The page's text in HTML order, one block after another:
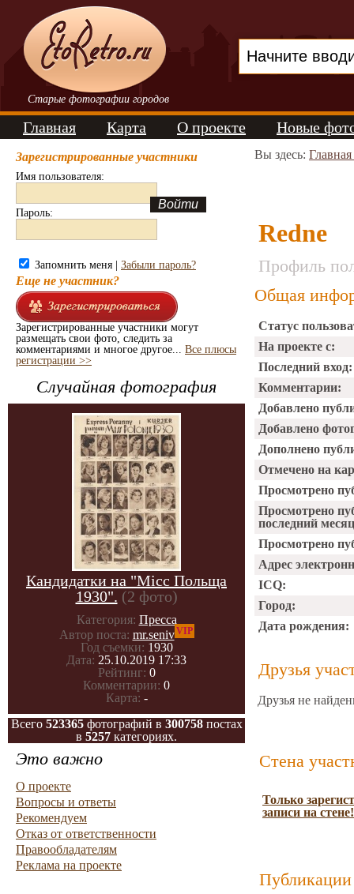
Старые фотографии городов
Главная Карта О проекте Новые
Зарегистрированные участники
Имя пользователя:
Пароль:
Запомнить меня | Забыли пароль?
Еще не участник?
Зарегистрированные участники могут
размещать свои фото, следить за
комментариями и многое другое... Все плюсы
регистрации >>
Случайная фотография
Кандидатки на "Місс Польща
1930". (2 фото)
Категория: Пресса
Автор поста: mr.senivVIP
Год съемки: 1930
Дата: 25.10.2019 17:33
Рейтинг: 0
Комментарии: 0
Карта: -
Всего 523365фотографий в 300758постах
в 5257 категориях.
Это важно
О проекте
Вопросы и ответы
Рекомендуем
Отказ от ответственности
Правообладателям
Реклама на проекте
Вы здесь:
Redne
Профиль
Общая
Статус
На проекте с:
Последний вход:
Комментарии:
Добавлено
Добавлено
Дополнено
Отмечено на
Просмотрено
Просмотрено
последний
Просмотрено
Адрес
ICQ:
Город:
Дата рождения:
Друзья
Друзья не
Стена
Только
записи на стене!
Публикации